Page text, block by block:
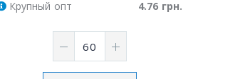
Крупный опт 4.76 грн.